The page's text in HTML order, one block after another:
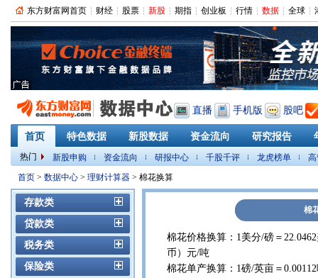
东方财富网首页 财经 股票 新股 期指 创业板 行情 数据 全球
直播 手机版 股吧
首页 特色数据 新股数据 资金流向 研究报告
热门 新股申购 资金流向 研报中心 千股千评 龙虎榜单
PMI
首页 > 数据中心 > 理财计算器 > 棉花换算
存款类
贷款类
税务类
保险类
棉
棉花价格换算：1美分/磅＝
币）元/吨
棉花单产换算：1磅/英亩＝